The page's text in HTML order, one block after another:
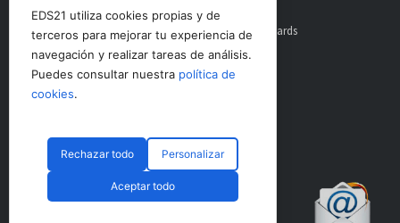
Material
World Padel Awards
Contacto
Publicidad
© CopyRight 2024 PadelSpain
EDS21 utiliza cookies propias y de
terceros para mejorar tu experiencia de
navegación y realizar tareas de análisis.
Puedes consultar nuestra política de
cookies.
Rechazar todo Personalizar
Aceptar todo